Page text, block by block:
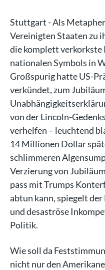
Stuttgart - Als
Vereinigten Staaten zu
die komplett verkorkste
nationalen Symbols in
Großspurig hatte US-
verkündet, zum
von der Lincoln-
verhelfen – leuchtend
14 Millionen Dollar
schlimmeren
Verzierung von
pass mit Trumps
abtun kann, spiegelt
und desaströse
Politik.
Wie soll da
nicht nur den